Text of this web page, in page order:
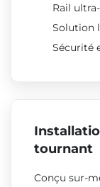
Rail
Solution
Sécurité
tournant
Conçu sur-